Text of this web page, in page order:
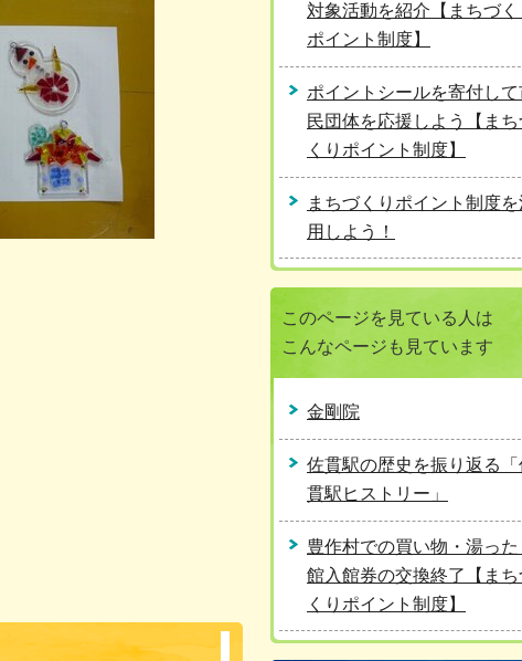
対象活動を紹介【まちづく
ポイント制度】
ポイントシールを寄付して
民団体を応援しよう【まち
くりポイント制度】
まちづくりポイント制度
用しよう！
このページを見ている人は
こんなページも見ています
金剛院
佐貫駅の歴史を振り返る「
貫駅ヒストリー」
豊作村での買い物・湯った
館入館券の交換終了【まち
くりポイント制度】